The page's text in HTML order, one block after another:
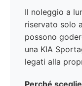
Il noleggio a
riservato solo
possono
una KIA
legati alla
Perché